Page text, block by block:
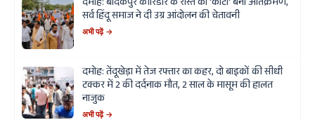
सर्व हिंदू समाज ने दी उग्र आंदोलन की चेतावनी
अभी पढ़ें →
दमोह: तेंदूखेड़ा में तेज रफ्तार का कहर, दो बाइकों की सीधी
टक्कर में 2 की दर्दनाक मौत, 2 साल के मासूम की हालत
नाजुक
अभी पढ़ें →